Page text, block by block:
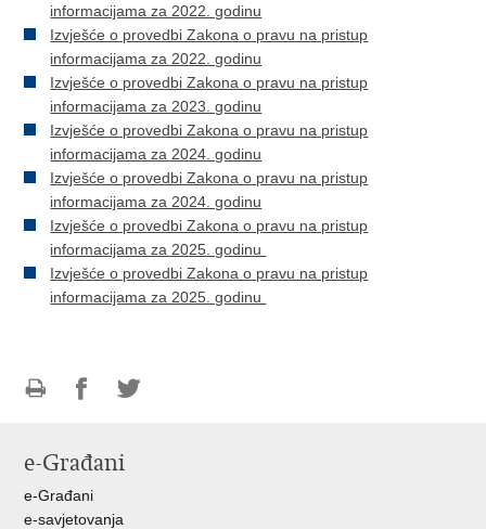
informacijama za 2022. godinu
Izvješće o provedbi Zakona o pravu na pristup
informacijama za 2022. godinu
Izvješće o provedbi Zakona o pravu na pristup
informacijama za 2023. godinu
Izvješće o provedbi Zakona o pravu na pristup
informacijama za 2024. godinu
Izvješće o provedbi Zakona o pravu na pristup
informacijama za 2024. godinu
Izvješće o provedbi Zakona o pravu na pristup
informacijama za 2025. godinu
Izvješće o provedbi Zakona o pravu na pristup
informacijama za 2025. godinu
FacebookuTwitteru
e-Građani
e-Građani
e-savjetovanja